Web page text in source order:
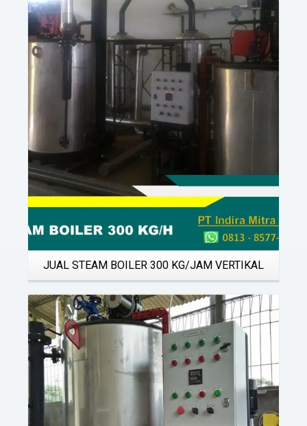
Details
JUAL STEAM BOILER 300 KG/JAM VERTIKAL
Details